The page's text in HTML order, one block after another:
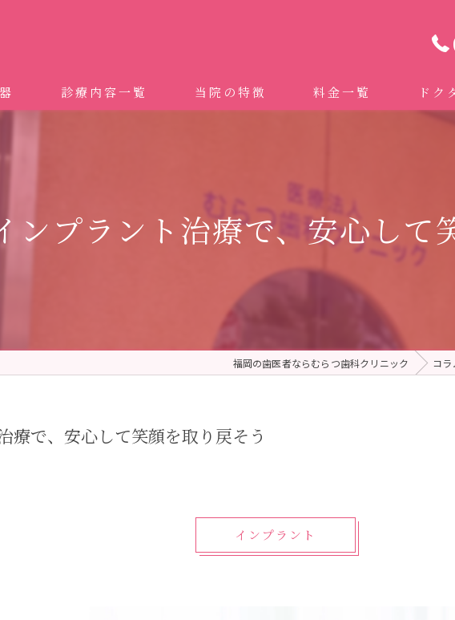
診療内容一覧
矯正歯科 (インビザライン、マウスピース矯正）
ホワイトニング
予防歯科 (メンテナンス)
当院の特徴
ドクターむらつのワンライン歯臓ブラシ
料金一覧 ドク
ンプラント治療で、安心して
福岡の歯医者ならむらつ歯科クリニック コラ
療で、安心して笑顔を取り戻そう
インプラント